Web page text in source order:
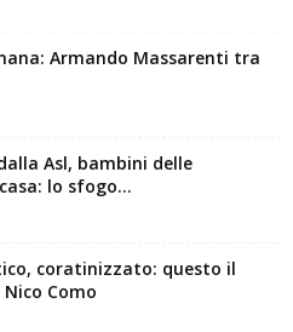
Armando Massarenti tra
Asl, bambini delle
lo sfogo...
coratinizzato: questo il
Como